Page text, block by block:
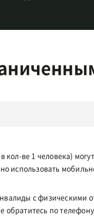
ве 1 человека)
использовать
с физическими
по